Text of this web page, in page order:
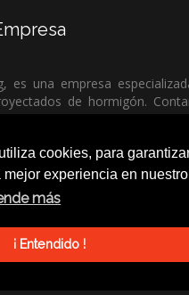
cookies, para
experiencia en nuestro
más
¡ Entendido !
es una empresa
de hormigón.
medios humanos y
empresa de gunitados, no
nuestros técnicos estran
ya sea usted particular o